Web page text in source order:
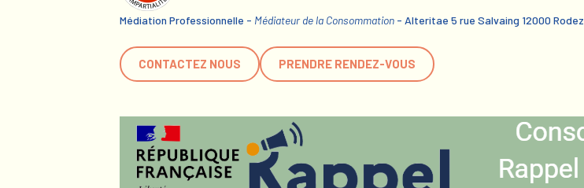
Médiation Professionnelle - Médiateur de la Consommation - Alteritae 5 rue Salvaing 12000 Rodez
CONTACTEZ NOUS PRENDRE RENDEZ-VOUS